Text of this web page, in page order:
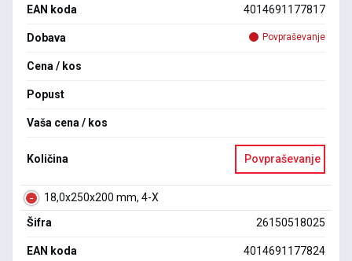
EAN koda 4014691177817
Dobava Povpraševanje
Cena / kos
Popust
Vaša cena / kos
Količina Povpraševanje
18,0x250x200 mm, 4-X
Šifra
26150518025
EAN koda 4014691177824